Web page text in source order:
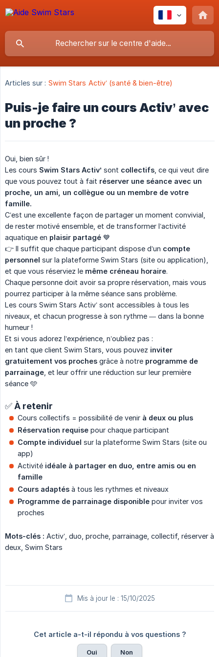
Articles sur : Swim Stars Activ’ (santé & bien-être)
Puis-je faire un cours Activ’ avec
un proche ?
Oui, bien sûr !
Les cours Swim Stars Activ’ sont collectifs , ce qui veut dire
que vous pouvez tout à fait réserver une séance avec un
proche, un ami, un collègue ou un membre de votre
famille.
C’est une excellente façon de partager un moment convivial,
de rester motivé ensemble, et de transformer l’activité
aquatique en plaisir partagé 💙
👉 Il suffit que chaque participant dispose d’un compte
personnel sur la plateforme Swim Stars (site ou application),
et que vous réserviez le même créneau horaire.
Chaque personne doit avoir sa propre réservation, mais vous
pourrez participer à la même séance sans problème.
Les cours Swim Stars Activ’ sont accessibles à tous les
niveaux, et chacun progresse à son rythme — dans la bonne
humeur !
Et si vous adorez l’expérience, n’oubliez pas :
en tant que client Swim Stars, vous pouvez inviter
gratuitement vos proches grâce à notre programme de
parrainage , et leur offrir une réduction sur leur première
séance 🩵
✅ À retenir
Cours collectifs = possibilité de venir à deux ou plus
Réservation requise pour chaque participant
Compte individuel sur la plateforme Swim Stars (site ou
app)
Activité idéale à partager en duo, entre amis ou en
famille
Cours adaptés à tous les rythmes et niveaux
Programme de parrainage disponible pour inviter vos
proches
Mots-clés : Activ’, duo, proche, parrainage, collectif, réserver à
deux, Swim Stars
Mis à jour le : 15/10/2025
Cet article a-t-il répondu à vos questions ?
Oui Non